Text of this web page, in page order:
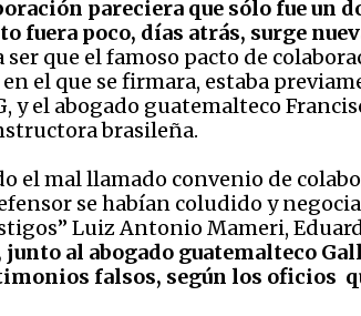
pareciera que sólo fue un
fuera poco, días atrás, surge
ser que el famoso pacto de
el que se firmara, estaba
el abogado guatemalteco
brasileña.
el mal llamado convenio de
se habían coludido y
Luiz Antonio Mameri,
al abogado guatemalteco
falsos, según los oficios